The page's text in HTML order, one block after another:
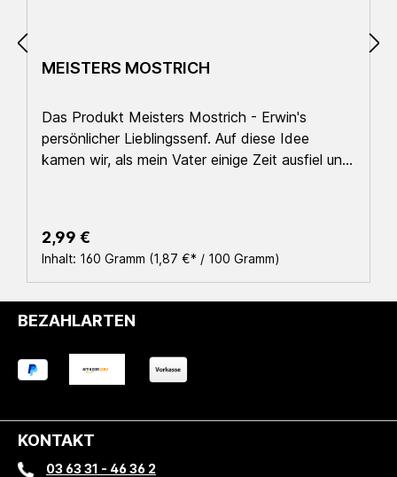
MEISTERS MOSTRICH
Das Produkt Meisters Mostrich - Erwin's
persönlicher Lieblingssenf. Auf diese Idee
kamen wir, als mein Vater einige Zeit ausfiel und
unserem Laden weg zu denken. (gez. Hendrik
Fessel) Mehr zu unserer Geschichte und ganz
persönliche Produkten finden Sie
Meerrettich, Kochsalz,
Zuckerrübensirup, Gewürze
Regulärer Preis:
2,99 €
Inhalt: 160 Gramm (1,87 €* / 100 Gramm)
BEZAHLARTEN
KONTAKT
03 63 31 - 46 36 2